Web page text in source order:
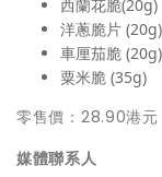
西蘭花脆(20g)
洋蔥脆片 (20g)
車厘茄脆 (20g)
粟米脆 (35g)
零售價：28.90港元
媒體聯系人